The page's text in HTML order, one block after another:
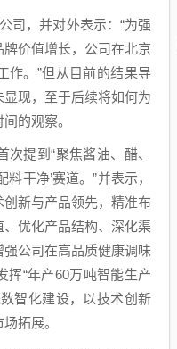
司，并对外表示：“为强
价值增长，公司在北京
作。”但从目前的结果导
现，至于后续将如何为
的观察。
提到“聚焦酱油、醋、
干净’赛道。”并表示，
新与产品领先，精准布
优化产品结构、深化渠
公司在高品质健康调味
挥“年产60万吨智能生产
智化建设，以技术创新
拓展。